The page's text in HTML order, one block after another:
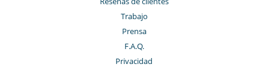
Trabajo
Prensa
F.A.Q.
Privacidad